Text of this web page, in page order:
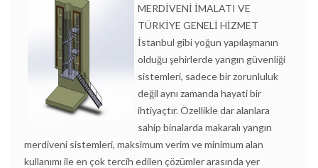
MERDİVENİ İMALATI VE
TÜRKİYE GENELİ HİZMET
İstanbul gibi yoğun yapılaşmanın
olduğu şehirlerde yangın güvenliği
sistemleri, sadece bir zorunluluk
değil aynı zamanda hayati bir
ihtiyaçtır. Özellikle dar alanlara
sahip binalarda makaralı yangın
merdiveni sistemleri, maksimum verim ve minimum alan
kullanımı ile en çok tercih edilen çözümler arasında yer